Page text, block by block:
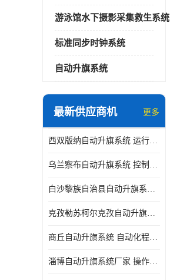
游泳馆水下摄影采集救生系统
标准同步时钟系统
自动升旗系统
最新供应商机 更多
西双版纳自动升旗系统 运行平稳 功能强大
乌兰察布自动升旗系统 控制灵活 设计简单 灵活 提高工作效率
白沙黎族自治县自动升旗系统 操作简单 提高工作效率 安装简单
克孜勒苏柯尔克孜自动升旗系统 运行平稳 安装简单
商丘自动升旗系统 自动化程度高 提高工作效率
淄博自动升旗系统厂家 操作简单 提高工作效率